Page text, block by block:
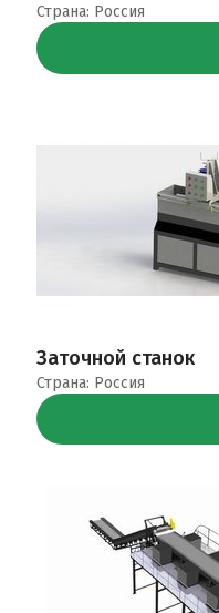
Страна: Россия
Заточной станок
Страна: Россия